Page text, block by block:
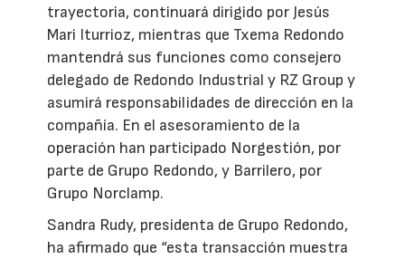
trayectoria, continuará dirigido por Jesús
Mari Iturrioz, mientras que Txema Redondo
mantendrá sus funciones como consejero
delegado de Redondo Industrial y RZ Group y
asumirá responsabilidades de dirección en la
compañía. En el asesoramiento de la
operación han participado Norgestión, por
parte de Grupo Redondo, y Barrilero, por
Grupo Norclamp.
Sandra Rudy, presidenta de Grupo Redondo,
ha afirmado que “esta transacción muestra